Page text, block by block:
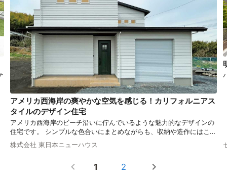
アメリカ西海岸の爽やかな空気を感じる！カリフォルニアス
タイルのデザイン住宅
アメリカ西海岸のビーチ沿いに佇んでいるような魅力的なデザインの
住宅です。 シンプルな色合いにまとめながらも、収納や造作にはこだ
わりを取り入れました。 そんな暮らしやすさとデザイン性の両立が実
現した住まいをご紹介します。
株式会社 東日本ニューハウス
1 2